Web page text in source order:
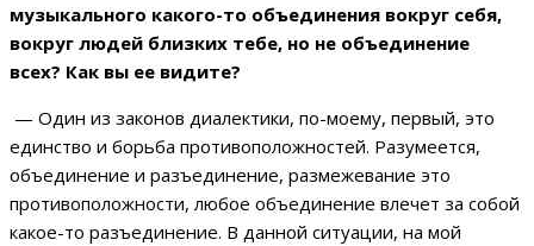
музыкального какого-то объединения вокруг себя,
вокруг людей близких тебе, но не объединение
всех? Как вы ее видите?
— Один из законов диалектики, по-моему, первый, это
единство и борьба противоположностей. Разумеется,
объединение и разъединение, размежевание это
противоположности, любое объединение влечет за собой
какое-то разъединение. В данной ситуации, на мой